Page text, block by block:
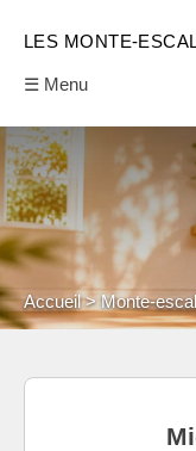
LES MONTE-
☰ Menu
Accueil Monte-